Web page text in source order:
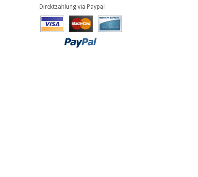
Direktzahlung via Paypal